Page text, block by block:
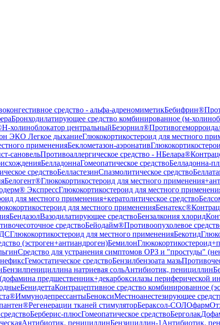
средство - альфа-адреномиметикБебифрин®
Бронходилатирующее средство комбинированное (м-
Н-холиноблокатор центральныйБезорнил®
ЭКО Легкое дыханиеГлюкокортикостероид для местного
примененияБеклометазон-аэронатив
сановельПротивоаллергическое средство - HБелара®
БелладоннаГомеопатическое средствоБелладонна-
средствоБелластезинСпазмолитическое средство
Белогент®Глюкокортикостероид для местного
ЭкспрессГлюкокортикостероид для местного
для местного применения+кератолитическое средство
для местного примененияБенатекс®
БендазолВазодилатирующее средствоБензалкония хлорид
средствоБейодайм®Противоопухолевое
Глюкокортикостероид для местного примененияБекотид
(эстроген+антиандроген)Бемилон
Средство для устранения симптомов ОРЗ и "простуды"
Гемостатическое средствоБензилбензоата мазь
Бензилпенициллина натриевая сольАнтибиотик, пенициллин
предшественник+декарбоксилазы периферической
БенидеттаКонтрацептивное средство комбинированное
ИммунодепрессантыБеноксиМестноанестезирующее
Регенерации тканей стимуляторБераксол-СОЛОфарм
Берберис-плюсГомеопатическое средствоБерголак
Антибиотик, пенициллинБензициллин-1 Антибиотик,